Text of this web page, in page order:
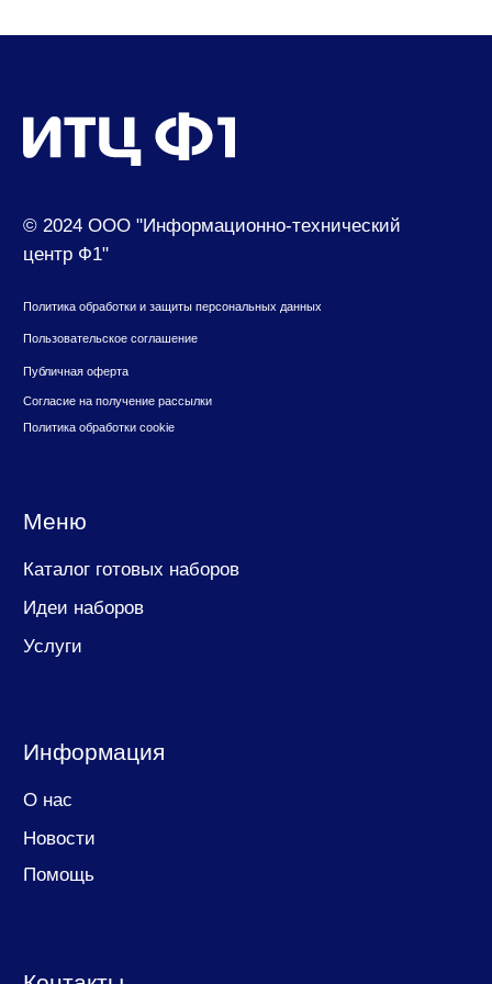
630049, г. Новосибирск, ул. Красный проспект,
suvenir@cf1.ru